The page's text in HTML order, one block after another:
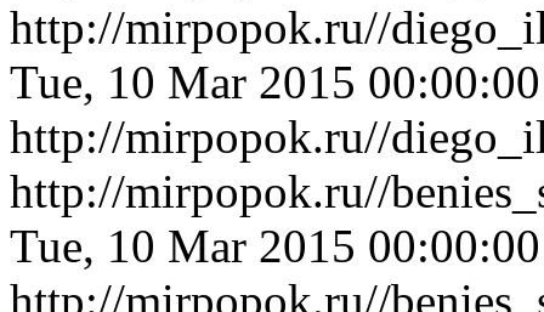
http://mirpopok.ru//
Tue, 10 Mar 2015
http://mirpopok.ru//
http://mirpopok.ru//
Tue, 10 Mar 2015
http://mirpopok.ru//